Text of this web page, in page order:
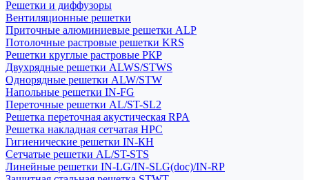
Решетки и диффузоры
Вентиляционные решетки
Приточные алюминиевые решетки ALP
Потолочные растровые решетки KRS
Решетки круглые растровые РКР
Двухрядные решетки ALWS/STWS
Однорядные решетки ALW/STW
Напольные решетки IN-FG
Переточные решетки AL/ST-SL2
Решетка переточная акустическая RPA
Решетка накладная сетчатая НРС
Гигиенические решетки IN-КН
Сетчатые решетки AL/ST-STS
Линейные решетки IN-LG/IN-SLG(doc)/IN-RP